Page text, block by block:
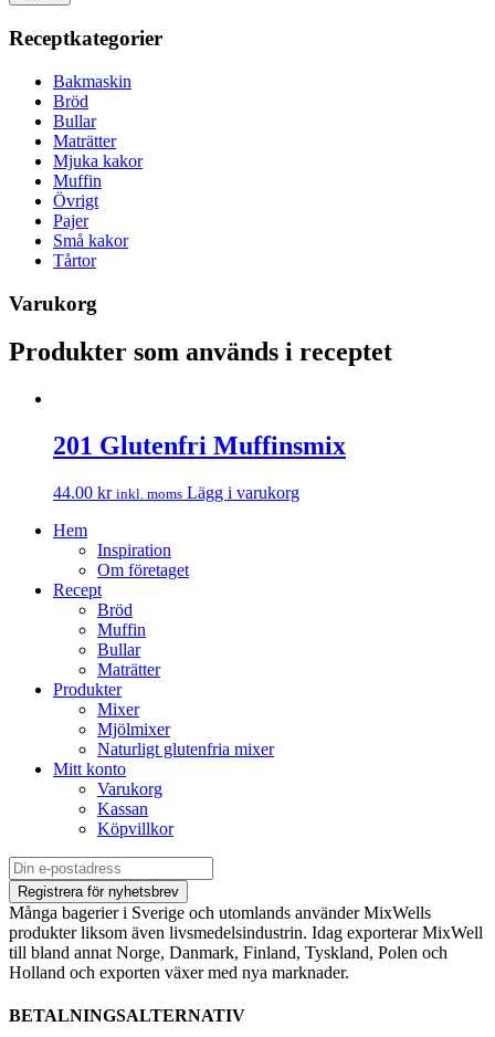
Receptkategorier
Bakmaskin
Bröd
Bullar
Maträtter
Mjuka kakor
Muffin
Övrigt
Pajer
Små kakor
Tårtor
Varukorg
Produkter som används i receptet
201 Glutenfri Muffinsmix
44.00 kr inkl. moms Lägg i varukorg
Hem
Inspiration
Om företaget
Recept
Bröd
Muffin
Bullar
Maträtter
Produkter
Mixer
Mjölmixer
Naturligt glutenfria mixer
Mitt konto
Varukorg
Kassan
Köpvillkor
Många bagerier i Sverige och utomlands använder MixWells
produkter liksom även livsmedelsindustrin. Idag exporterar MixWell
till bland annat Norge, Danmark, Finland, Tyskland, Polen och
Holland och exporten växer med nya marknader.
BETALNINGSALTERNATIV